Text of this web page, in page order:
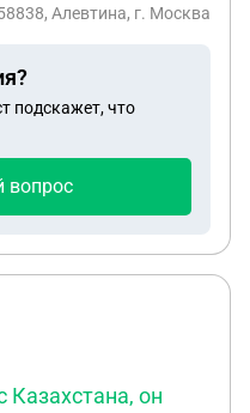
на выплату по
тк в свидетельстве о
имя получателя.
Алевтина, г. Москва
подскажет, что
вопрос
он